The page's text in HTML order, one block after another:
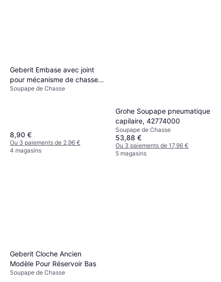
Geberit Embase avec joint
pour mécanisme de chasse
de réservoir encastré
Soupape de Chasse
8,90 €
Ou 3 paiements de 2,96 €
4 magasins
Grohe Soupape pneumatique
capilaire, 42774000
Soupape de Chasse
53,88 €
Ou 3 paiements de 17,96 €
5 magasins
Geberit Cloche Ancien
Modèle Pour Réservoir Bas
Soupape de Chasse